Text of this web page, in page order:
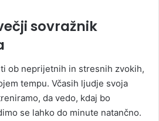
sovražnik
ob neprijetnih in stresnih zvokih,
tempu. Včasih ljudje svoja
da vedo, kdaj bo
se lahko do minute natančno.